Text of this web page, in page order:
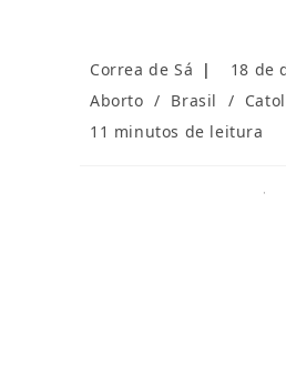
Autor
post:
Correa de Sá
Post
18 de
Categoria
post:
Aborto / Brasil /
Tempo
11 minutos de leitura